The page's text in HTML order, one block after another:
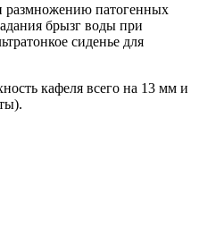
размножению патогенных
брызг воды при
сиденье для
кафеля всего на 13 мм и